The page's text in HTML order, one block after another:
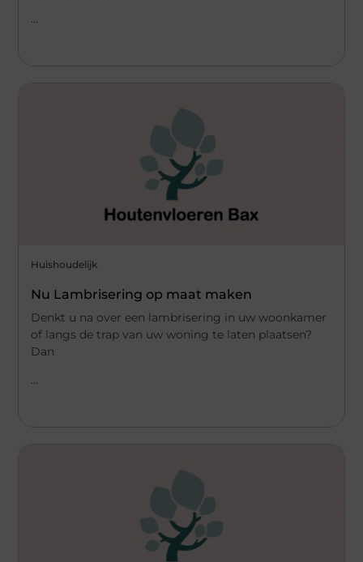
...
Huishoudelijk
Nu Lambrisering op maat maken
Denkt u na over een lambrisering in uw woonkamer
of langs de trap van uw woning te laten plaatsen?
Dan
...